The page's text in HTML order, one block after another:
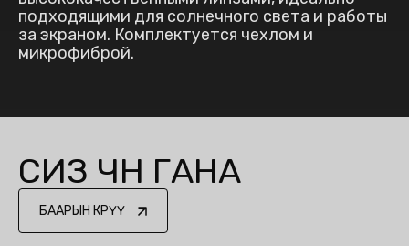
подходящими для солнечного света и работы
за экраном. Комплектуется чехлом и
микрофиброй.
СИЗ ҮЧҮН ГАНА
БААРЫН КӨРҮҮ